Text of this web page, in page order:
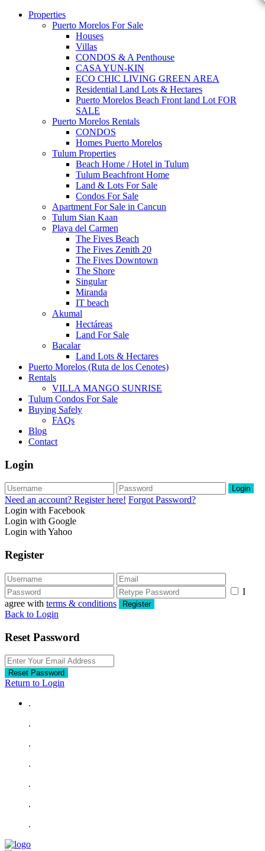
Properties
Puerto Morelos For Sale
Houses
Villas
CONDOS & A Penthouse
CASA YUN-KIN
ECO CHIC LIVING GREEN AREA
Residential Land Lots & Hectares
Puerto Morelos Beach Front land Lot FOR
SALE
Puerto Morelos Rentals
CONDOS
Homes Puerto Morelos
Tulum Properties
Beach Home / Hotel in Tulum
Tulum Beachfront Home
Land & Lots For Sale
Condos For Sale
Apartment For Sale in Cancun
Tulum Sian Kaan
Playa del Carmen
The Fives Beach
The Fives Zenith 20
The Fives Downtown
The Shore
Singular
Miranda
IT beach
Akumal
Hectáreas
Land For Sale
Bacalar
Land Lots & Hectares
Puerto Morelos (Ruta de los Cenotes)
Rentals
VILLA MANGO SUNRISE
Tulum Condos For Sale
Buying Safely
FAQs
Blog
Contact
Login
Login
Need an account? Register here! Forgot Password?
Login with Facebook
Login with Google
Login with Yahoo
Register
I
agree with terms & conditions Register
Back to Login
Reset Password
Reset Password
Return to Login
.
.
.
.
.
.
.